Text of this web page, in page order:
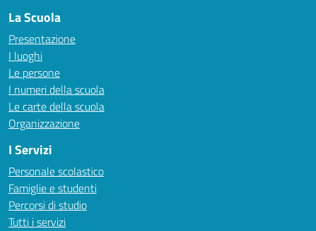
La Scuola
Presentazione
I luoghi
Le persone
I numeri della scuola
Le carte della scuola
Organizzazione
I Servizi
Personale scolastico
Famiglie e studenti
Percorsi di studio
Tutti i servizi